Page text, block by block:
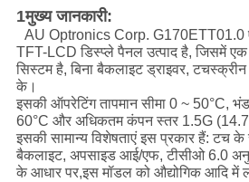
1मुख्य जानकारी:
AU Optronics Corp. G170ETT01.0
TFT-LCD डिस्प्ले पैनल उत्पाद है, जिसमें
सिस्टम है, बिना बैकलाइट ड्राइवर,
के।
इसकी ऑपरेटिंग तापमान सीमा 0 ~ 50°C,
60°C और अधिकतम कंपन स्तर 1.5G
इसकी सामान्य विशेषताएं इस प्रकार हैं: टच
बैकलाइट, अपसाइड आई/एफ, टीसीओ 6.0
के आधार पर,इस मॉडल को औद्योगिक आदि में